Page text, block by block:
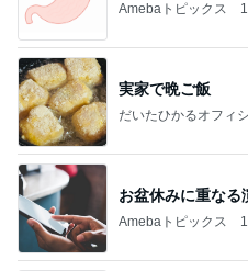
Amebaトピックス
実家で晩ご飯
だいたひかるオフィ
お盆休みに重なる
Amebaトピックス